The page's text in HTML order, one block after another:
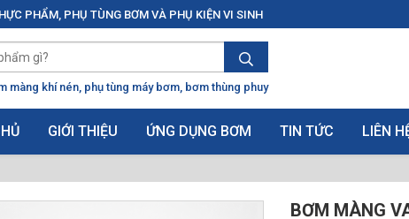
PHẨM, PHỤ TÙNG BƠM VÀ PHỤ KIỆN VI SINH
màng khí nén phụ tùng máy bơm bơm thùng phuy
GIỚI THIỆU ỨNG DỤNG BƠM TIN TỨC LIÊN
BƠM MÀNG